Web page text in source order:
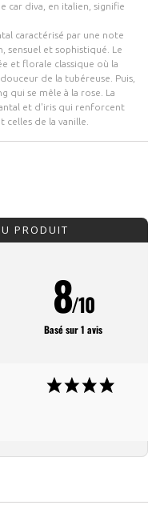
car diva, en italien, signifie
caractérisé par une note
et sophistiqué. Le
et florale classique où la
de la tubéreuse. Puis,
qui se mêle à la rose. La
et d'iris qui renforcent
celles de la vanille.
PRODUIT
8/10
Basé sur 1 avis